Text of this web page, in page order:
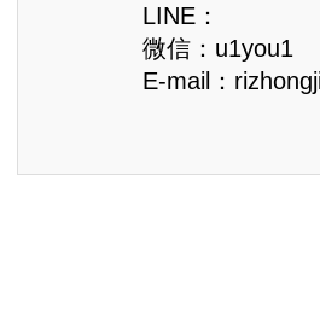
LINE：
微信：u1you1
E-mail：